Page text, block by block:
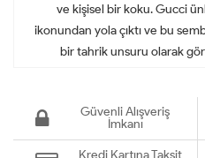
ve kişisel bir koku. Gucci
ikonundan yola çıktı ve bu
bir tahrik unsuru olarak
Güvenli Alışveriş
İmkanı
Kredi Kartına Taksit